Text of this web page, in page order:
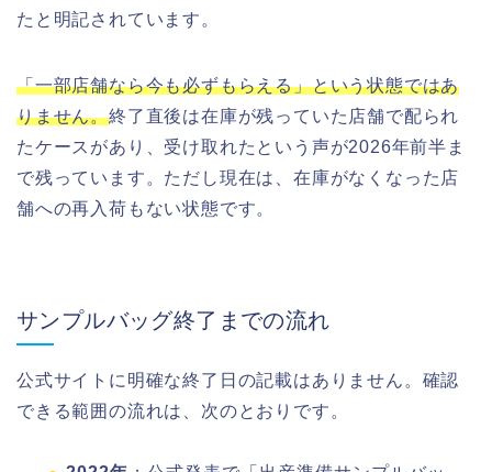
たと明記されています。
「一部店舗なら今も必ずもらえる」という状態ではあ
りません。終了直後は在庫が残っていた店舗で配られ
たケースがあり、受け取れたという声が2026年前半ま
で残っています。ただし現在は、在庫がなくなった店
舗への再入荷もない状態です。
サンプルバッグ終了までの流れ
公式サイトに明確な終了日の記載はありません。確認
できる範囲の流れは、次のとおりです。